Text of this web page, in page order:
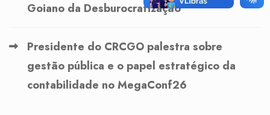
Goiano da Desburocratização
Presidente do CRCGO palestra sobre
gestão pública e o papel estratégico da
contabilidade no MegaConf26